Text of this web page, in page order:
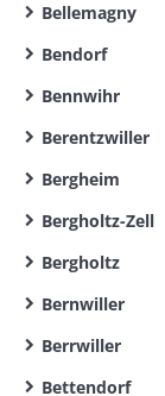
Bellemagny
Bendorf
Bennwihr
Berentzwiller
Bergheim
Bergholtz-Zell
Bergholtz
Bernwiller
Berrwiller
Bettendorf